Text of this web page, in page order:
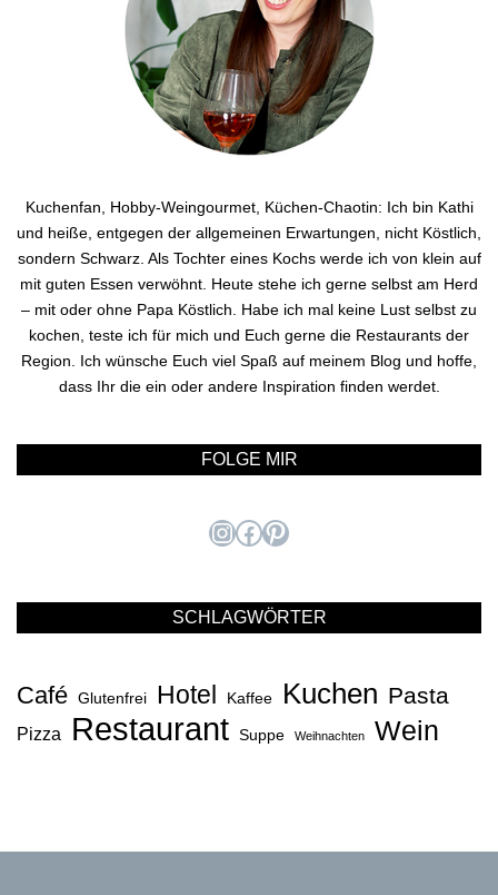
Kuchenfan, Hobby-Weingourmet, Küchen-Chaotin: Ich bin Kathi
und heiße, entgegen der allgemeinen Erwartungen, nicht Köstlich,
sondern Schwarz. Als Tochter eines Kochs werde ich von klein auf
mit guten Essen verwöhnt. Heute stehe ich gerne selbst am Herd
– mit oder ohne Papa Köstlich. Habe ich mal keine Lust selbst zu
kochen, teste ich für mich und Euch gerne die Restaurants der
Region. Ich wünsche Euch viel Spaß auf meinem Blog und hoffe,
dass Ihr die ein oder andere Inspiration finden werdet.
FOLGE MIR
Instagram
Facebook
Pinterest
SCHLAGWÖRTER
Café Glutenfrei Hotel Kaffee Kuchen Pasta
Pizza Restaurant Suppe Weihnachten Wein